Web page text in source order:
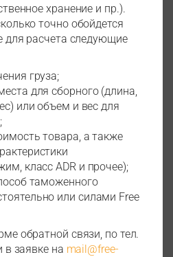
хранение и пр.).
точно обойдется
для расчета следующие
груза;
для сборного (длина,
или объем и вес для
товара, а также
класс ADR и прочее);
таможенного
или силами Free
обратной связи, по тел.
в заявке на mail@free-